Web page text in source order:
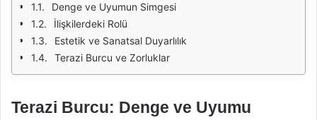
Denge ve Uyumun Simgesi
İlişkilerdeki Rolü
Estetik ve Sanatsal Duyarlılık
Terazi Burcu ve Zorluklar
Terazi Burcu: Denge ve Uyumu